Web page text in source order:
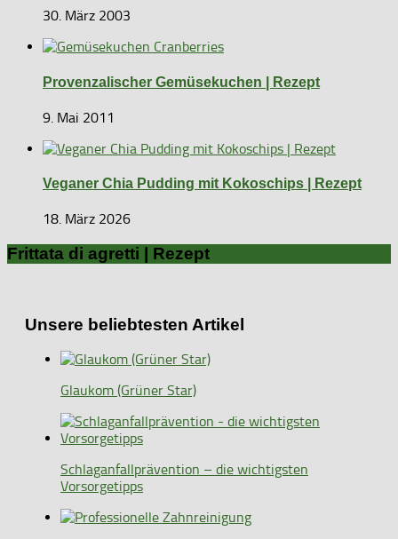
30. März 2003
Provenzalischer Gemüsekuchen | Rezept
9. Mai 2011
Veganer Chia Pudding mit Kokoschips | Rezept
18. März 2026
Frittata di agretti | Rezept
Unsere beliebtesten Artikel
Glaukom (Grüner Star)
Schlaganfallprävention – die wichtigsten
Vorsorgetipps